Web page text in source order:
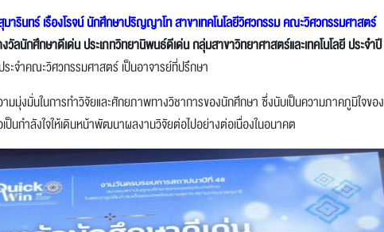
มารินทร์ เรืองโรจน์ นักศึกษาปริญญาโท สาขาเทคโนโลยีวิศวกรรม คณะวิศวกรรมศาสตร์
วัลนักศึกษาดีเด่น ประเภทวิทยานิพนธ์ดีเด่น กลุ่มสาขาวิทยาศาสตร์และเทคโนโลยี ประจำปี
จำคณะวิศวกรรมศาสตร์ เป็นอาจารย์ที่ปรึกษา
ามมุ่งมั่นในการทำวิจัยและศักยภาพทางวิชาการของนักศึกษา ซึ่งนับเป็นความภาคภูมิใจของ
นกำลังใจให้เดินหน้าพัฒนาผลงานวิจัยต่อไปอย่างต่อเนื่องในอนาคต